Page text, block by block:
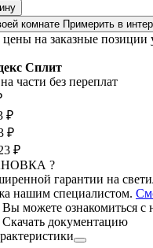
комнате Примерить в
на заказные позиции
Сплит
части без переплат
₽
₽
₽
?
гарантии на
нашим специалистом.
Вы можете ознакомиться с
Скачать документацию